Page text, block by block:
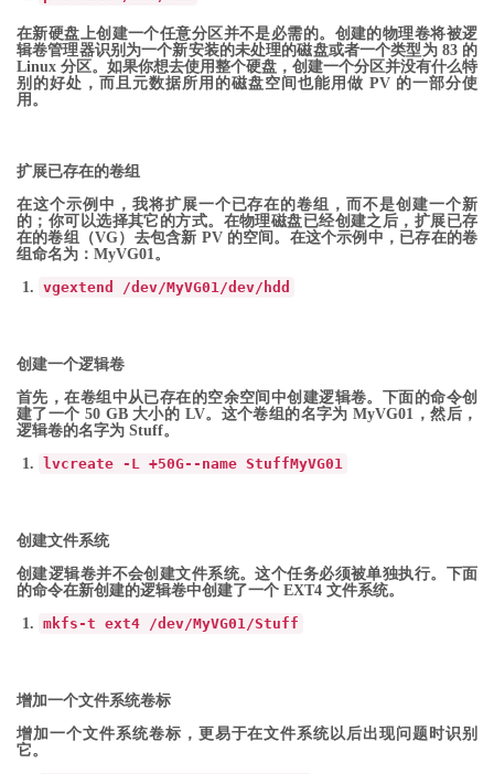
在新硬盘上创建一个任意分区并不是必需的。创建的物理卷将被逻
辑卷管理器识别为一个新安装的未处理的磁盘或者一个类型为 83 的
Linux 分区。如果你想去使用整个硬盘，创建一个分区并没有什么特
别的好处，而且元数据所用的磁盘空间也能用做 PV 的一部分使
用。
扩展已存在的卷组
在这个示例中，我将扩展一个已存在的卷组，而不是创建一个新
的；你可以选择其它的方式。在物理磁盘已经创建之后，扩展已存
在的卷组（VG）去包含新 PV 的空间。在这个示例中，已存在的卷
组命名为：MyVG01。
vgextend /dev/MyVG01/dev/ hdd
创建一个逻辑卷
首先，在卷组中从已存在的空余空间中创建逻辑卷。下面的命令创
建了一个 50 GB 大小的 LV。这个卷组的名字为 MyVG01，然后，
逻辑卷的名字为 Stuff。
lvcreate
- L +50G-- name StuffMyVG01
创建文件系统
创建逻辑卷并不会创建文件系统。这个任务必须被单独执行。下面
的命令在新创建的逻辑卷中创建了一个 EXT4 文件系统。
mkfs -t ext4 /dev/MyVG01/Stuff
增加一个文件系统卷标
增加一个文件系统卷标，更易于在文件系统以后出现问题时识别
它。